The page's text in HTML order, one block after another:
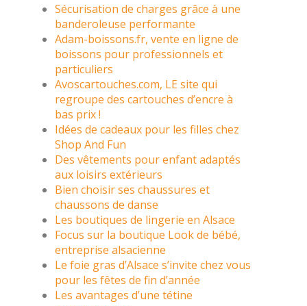
Sécurisation de charges grâce à une
banderoleuse performante
Adam-boissons.fr, vente en ligne de
boissons pour professionnels et
particuliers
Avoscartouches.com, LE site qui
regroupe des cartouches d’encre à
bas prix !
Idées de cadeaux pour les filles chez
Shop And Fun
Des vêtements pour enfant adaptés
aux loisirs extérieurs
Bien choisir ses chaussures et
chaussons de danse
Les boutiques de lingerie en Alsace
Focus sur la boutique Look de bébé,
entreprise alsacienne
Le foie gras d’Alsace s’invite chez vous
pour les fêtes de fin d’année
Les avantages d’une tétine